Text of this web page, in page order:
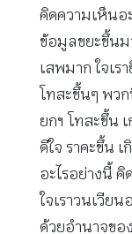
คิดความเห็น
ข้อมูลขยะขึ้นม
เสพมาก ใจเ
โทสะขึ้นๆ พว
ยกฯ โทสะขึ้น
ดีใจ ราคะขึ้น
อะไรอย่างนี้ คิ
ใจเราวนเวีย
ด้วยอำนาจขอ